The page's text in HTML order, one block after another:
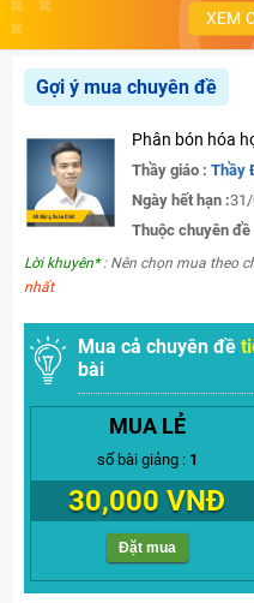
XEM
Gợi ý mua chuyên đề
Phân bón hóa
Thầy giáo : Thầy
Ngày hết hạn :
Thuộc chuyên đề
Lời khuyên*: Nên chọn mua theo
nhất
Mua cả chuyên đề
bài
MUA LẺ
số bài giảng : 1
30,000 VNĐ
Đặt mua